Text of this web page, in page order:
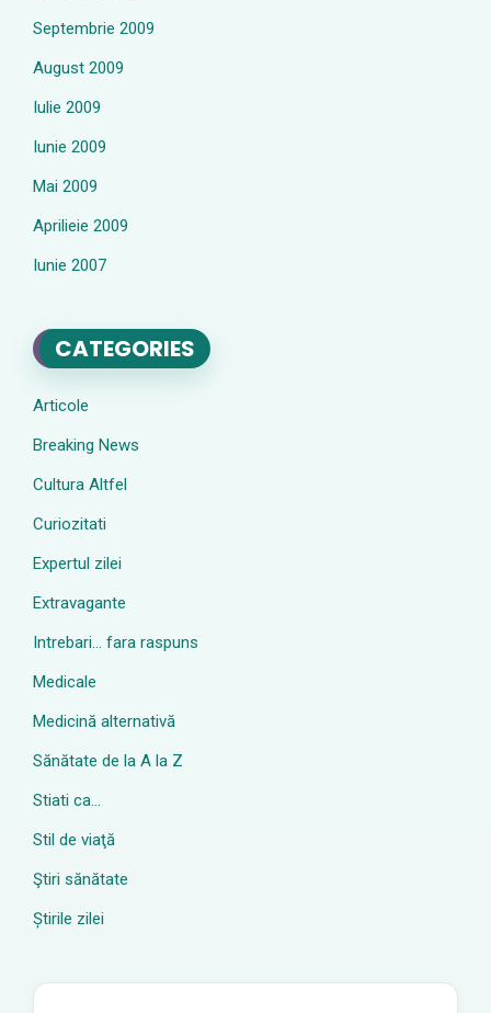
Septembrie 2009
August 2009
Iulie 2009
Iunie 2009
Mai 2009
Aprilieie 2009
Iunie 2007
CATEGORIES
Articole
Breaking News
Cultura Altfel
Curiozitati
Expertul zilei
Extravagante
Intrebari… fara raspuns
Medicale
Medicină alternativă
Sănătate de la A la Z
Stiati ca…
Stil de viaţă
Ştiri sănătate
Știrile zilei